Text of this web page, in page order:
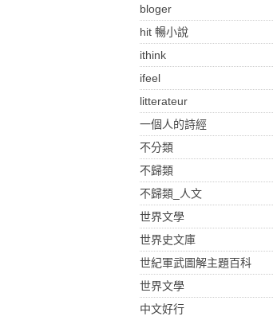
bloger
hit 暢小說
ithink
ifeel
litterateur
一個人的詩經
不分類
不歸類
不歸類_人文
世界文學
世界史文庫
世紀軍武圖解主題百科
世界文學
中文好行